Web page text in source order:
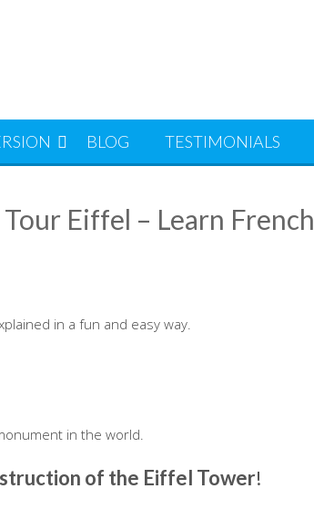
BLOG TESTIMONIALS
Eiffel – Learn French
in a fun and easy way.
in the world.
of the Eiffel Tower!